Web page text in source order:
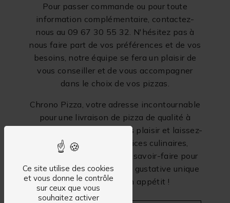
Pour passer commande ou pour toute
information complémentaire, contactez-
nous au 09 67 30 55 32. N'hésitez pas à
nous faire part de vos préférences et de vos
besoins, notre équipe se fera un plaisir de
vous conseiller et de vous accompagner
dans le choix de vos pizzas.
Chrono Pizza, votre adresse incontournable
pour une livraison de pizza de qualité à
Sainte-Savine. Faites-vous plaisir et laissez-
vous tenter par nos délices culinaires,
préparés avec passion et savoir-faire pour
vous offrir une expérience gustative unique
et savoureuse. Bon appétit !
Ce site utilise des cookies
et vous donne le contrôle
sur ceux que vous
souhaitez activer